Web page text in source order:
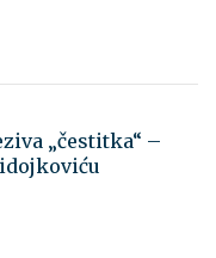
„čestitka“ –